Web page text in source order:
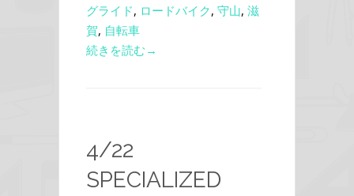
グライド, ロードバイク, 守山, 滋
賀, 自転車
続きを読む→
4/22
SPECIALIZED